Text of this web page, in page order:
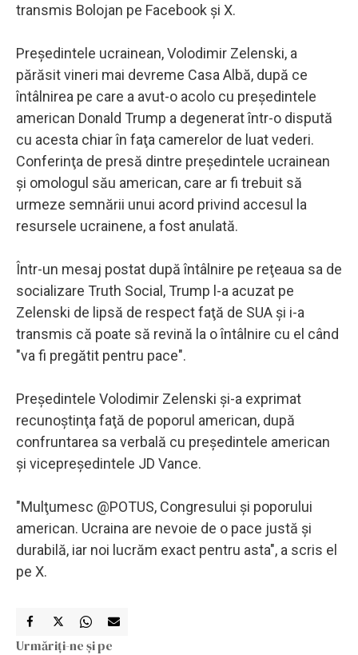
transmis Bolojan pe Facebook şi X.
Preşedintele ucrainean, Volodimir Zelenski, a
părăsit vineri mai devreme Casa Albă, după ce
întâlnirea pe care a avut-o acolo cu preşedintele
american Donald Trump a degenerat într-o dispută
cu acesta chiar în faţa camerelor de luat vederi.
Conferinţa de presă dintre preşedintele ucrainean
şi omologul său american, care ar fi trebuit să
urmeze semnării unui acord privind accesul la
resursele ucrainene, a fost anulată.
Într-un mesaj postat după întâlnire pe reţeaua sa de
socializare Truth Social, Trump l-a acuzat pe
Zelenski de lipsă de respect faţă de SUA şi i-a
transmis că poate să revină la o întâlnire cu el când
"va fi pregătit pentru pace".
Preşedintele Volodimir Zelenski şi-a exprimat
recunoştinţa faţă de poporul american, după
confruntarea sa verbală cu preşedintele american
şi vicepreşedintele JD Vance.
"Mulţumesc @POTUS, Congresului şi poporului
american. Ucraina are nevoie de o pace justă şi
durabilă, iar noi lucrăm exact pentru asta", a scris el
pe X.
Urmăriți-ne și pe